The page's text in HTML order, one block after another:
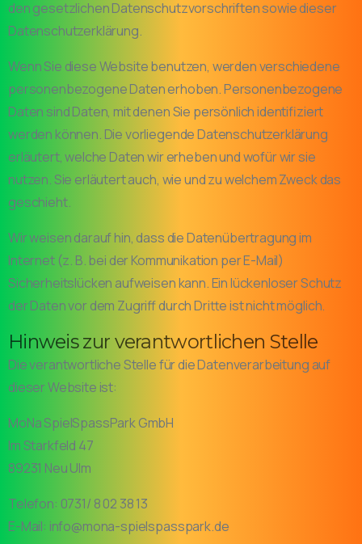
den gesetzlichen Datenschutzvorschriften sowie dieser
Datenschutzerklärung.
Wenn Sie diese Website benutzen, werden verschiedene
personenbezogene Daten erhoben. Personenbezogene
Daten sind Daten, mit denen Sie persönlich identifiziert
werden können. Die vorliegende Datenschutzerklärung
erläutert, welche Daten wir erheben und wofür wir sie
nutzen. Sie erläutert auch, wie und zu welchem Zweck das
geschieht.
Wir weisen darauf hin, dass die Datenübertragung im
Internet (z. B. bei der Kommunikation per E-Mail)
Sicherheitslücken aufweisen kann. Ein lückenloser Schutz
der Daten vor dem Zugriff durch Dritte ist nicht möglich.
Hinweis zur verantwortlichen Stelle
Die verantwortliche Stelle für die Datenverarbeitung auf
dieser Website ist:
MoNa SpielSpassPark GmbH
Im Starkfeld 47
89231 Neu Ulm
Telefon: 0731/ 8 02 38 13
E-Mail: info@mona-spielspasspark.de